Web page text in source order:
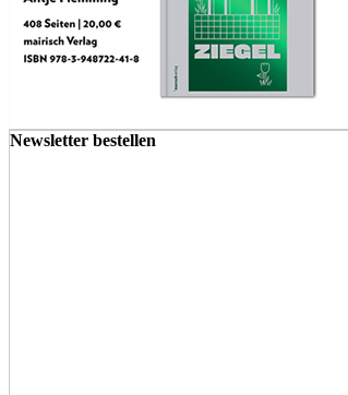
Newsletter bestellen